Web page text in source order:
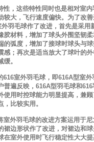
，这些特性同时也是相对室内
较大，飞行速度偏快。为了改
羽毛球作了改进，首先是采用
胶材料，增加了球头外围坚韧
的弧度，增加了接球时球头与
感；再次是适当放大了球叶的
。
室外羽毛球，即616A型室外
普遍反映，616A型羽毛球和
使用时控球能力明显提高，兼
比较实用。
外羽毛球的改进方案运用于尼
裙边形状作了改进，对裙边和
在室外使用时飞行稳定性大大